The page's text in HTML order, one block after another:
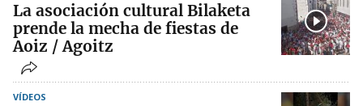
La asociación cultural Bilaketa
prende la mecha de fiestas de
Aoiz / Agoitz
VÍDEOS